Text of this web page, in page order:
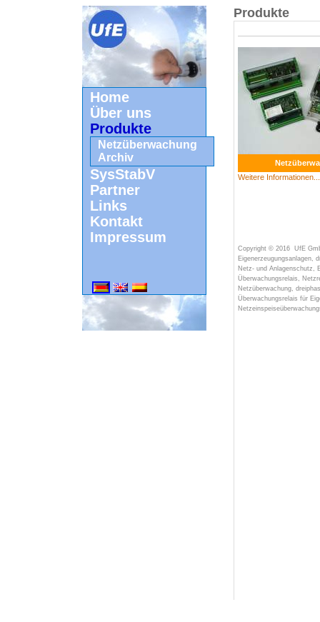
Home
Über uns
Produkte
Netzüberwachung
Archiv
SysStabV
Partner
Links
Kontakt
Impressum
Produkte
Weitere
Copyright © 2016 UfE
Eigenerzeugungsanlagen,
Netz- und Anlagenschutz,
Überwachungsrelais,
Netzüberwachung,
Überwachungsrelais für